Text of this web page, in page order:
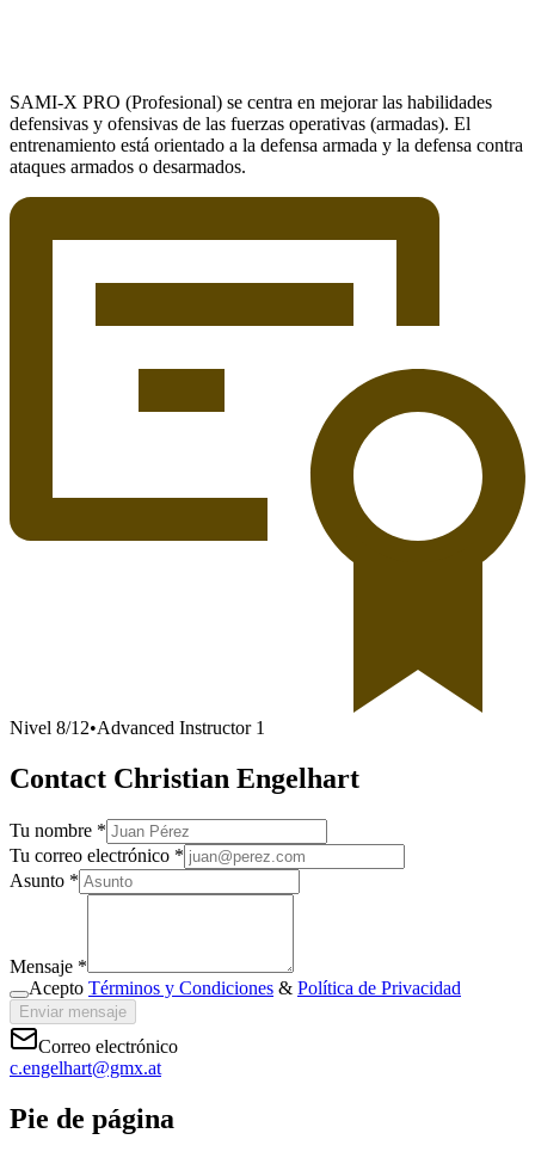
SAMI-X PRO (Profesional) se centra en mejorar las habilidades
defensivas y ofensivas de las fuerzas operativas (armadas). El
entrenamiento está orientado a la defensa armada y la defensa contra
ataques armados o desarmados.
Nivel 8/12•Advanced Instructor 1
Contact Christian Engelhart
Tu nombre *
Tu correo electrónico *
Asunto *
Mensaje *
Acepto Términos y Condiciones & Política de Privacidad
Enviar mensaje
Correo electrónico
c.engelhart@gmx.at
Pie de página